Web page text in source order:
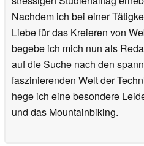
Nachdem ich bei einer
Liebe für das Kreieren von
begebe ich mich nun als
auf die Suche nach den
faszinierenden Welt der
hege ich eine besondere
und das Mountainbiking.